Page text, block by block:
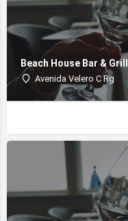
Beach House Bar & Grill
Avenida Velero C Rg